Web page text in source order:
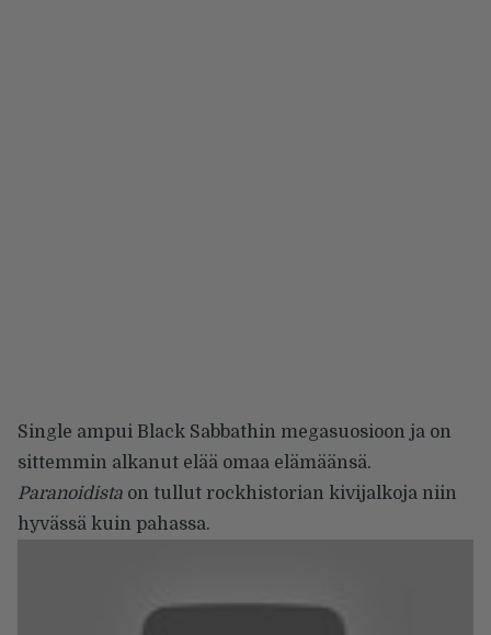
Single ampui Black Sabbathin megasuosioon ja on
sittemmin alkanut elää omaa elämäänsä.
Paranoidista on tullut rockhistorian kivijalkoja niin
hyvässä kuin pahassa.